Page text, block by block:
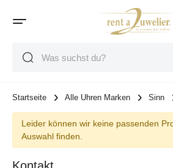
Startseite Alle Uhren Marken Sinn
Leider können wir keine passenden
Auswahl finden.
Kontakt